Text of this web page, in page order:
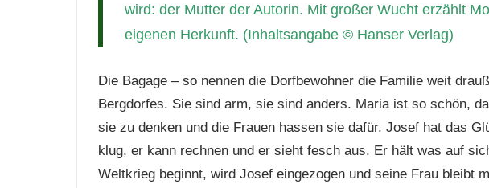
wird: der Mutter der Autorin. Mit großer Wucht erzählt
eigenen Herkunft. (Inhaltsangabe © Hanser Verlag)
Die Bagage – so nennen die Dorfbewohner die Familie weit
Bergdorfes. Sie sind arm, sie sind anders. Maria ist so schön,
sie zu denken und die Frauen hassen sie dafür. Josef hat das
klug, er kann rechnen und er sieht fesch aus. Er hält was auf
Weltkrieg beginnt, wird Josef eingezogen und seine Frau bleibt